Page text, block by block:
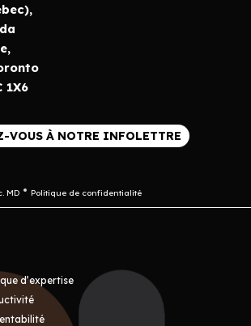
1X6
VOUS À NOTRE INFOLETTRE
MD Politique de confidentialité
d’expertise